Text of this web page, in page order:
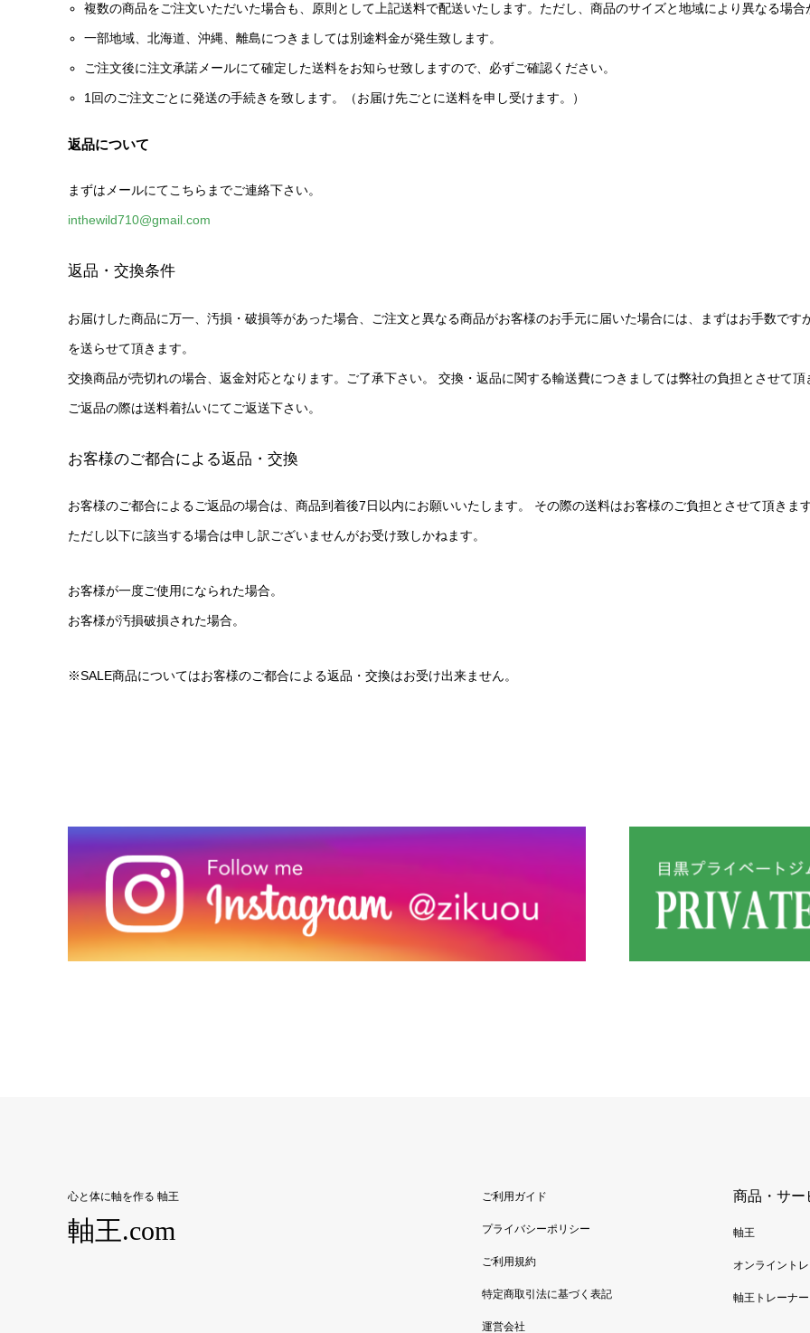
複数の商品をご注文いただいた場合も、原則として上記送料で配送いたします。ただし、商品のサイズと地域により異なる場合
一部地域、北海道、沖縄、離島につきましては別途料金が発生致します。
ご注文後に注文承諾メールにて確定した送料をお知らせ致しますので、必ずご確認ください。
1回のご注文ごとに発送の手続きを致します。（お届け先ごとに送料を申し受けます。）
返品について
まずはメールにてこちらまでご連絡下さい。
inthewild710@gmail.com
返品・交換条件
お届けした商品に万一、汚損・破損等があった場合、ご注文と異なる商品がお客様のお手元に届いた場合には、まずはお手数で
を送らせて頂きます。
交換商品が売切れの場合、返金対応となります。ご了承下さい。 交換・返品に関する輸送費につきましては弊社の負担とさせて頂
ご返品の際は送料着払いにてご返送下さい。
お客様のご都合による返品・交換
お客様のご都合によるご返品の場合は、商品到着後7日以内にお願いいたします。 その際の送料はお客様のご負担とさせて頂きます
ただし以下に該当する場合は申し訳ございませんがお受け致しかねます。
お客様が一度ご使用になられた場合。
お客様が汚損破損された場合。
※SALE商品についてはお客様のご都合による返品・交換はお受け出来ません。
心と体に軸を作る 軸王
軸王.com
ご利用ガイド
プライバシーポリシー
ご利用規約
特定商取引法に基づく表記
運営会社
商品・サー
軸王
オンライント
軸王トレーナ